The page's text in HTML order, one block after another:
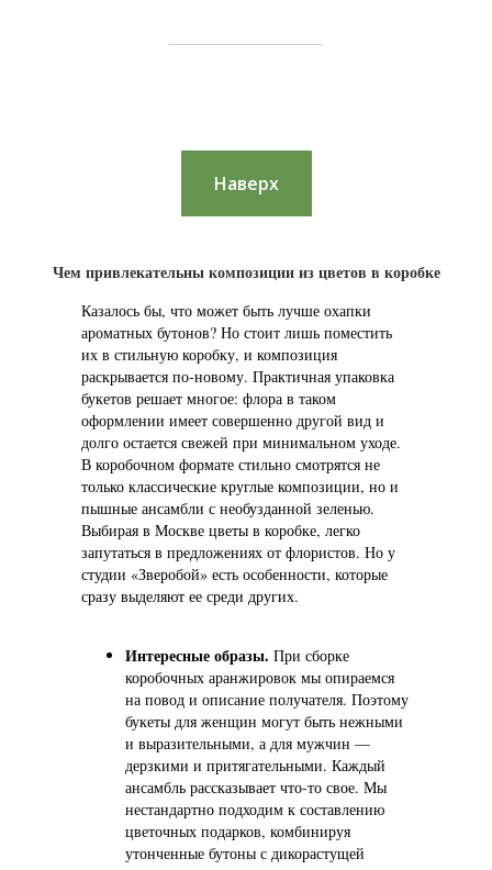
Наверх
Чем привлекательны композиции из цветов в коробке
Казалось бы, что может быть лучше охапки
ароматных бутонов? Но стоит лишь поместить
их в стильную коробку, и композиция
раскрывается по‑новому. Практичная упаковка
букетов решает многое: флора в таком
оформлении имеет совершенно другой вид и
долго остается свежей при минимальном уходе.
В коробочном формате стильно смотрятся не
только классические круглые композиции, но и
пышные ансамбли с необузданной зеленью.
Выбирая в Москве цветы в коробке, легко
запутаться в предложениях от флористов. Но у
студии «Зверобой» есть особенности, которые
сразу выделяют ее среди других.
Интересные образы. При сборке
коробочных аранжировок мы опираемся
на повод и описание получателя. Поэтому
букеты для женщин могут быть нежными
и выразительными, а для мужчин —
дерзкими и притягательными. Каждый
ансамбль рассказывает что-то свое. Мы
нестандартно подходим к составлению
цветочных подарков, комбинируя
утонченные бутоны с дикорастущей